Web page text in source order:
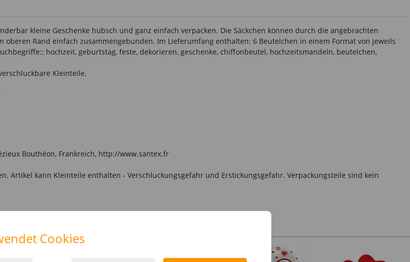
kleine Geschenke hübsch und ganz einfach verpacken. Die Säckchen können durch die angebrachten
Rand einfach zusammengebunden. Im Lieferumfang enthalten: 6 Beutelchen in einem Format von jeweils
hochzeit, geburtstag, feste, dekorieren, geschenke, chiffonbeutel, hochzeitsmandeln, beutelchen,
Kleinteile.
Bouthéon, Frankreich, http://www.santex.fr
Artikel kann Kleinteile enthalten - Verschluckungsgefahr und Erstickungsgefahr. Verpackungsteile sind kein
Cookies